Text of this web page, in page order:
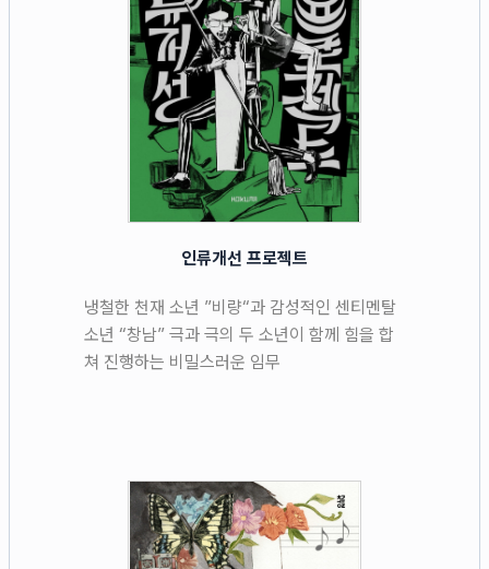
인류개선 프로젝트
냉철한 천재 소년 ”비량“과 감성적인 센티멘탈
소년 “창남” 극과 극의 두 소년이 함께 힘을 합
쳐 진행하는 비밀스러운 임무